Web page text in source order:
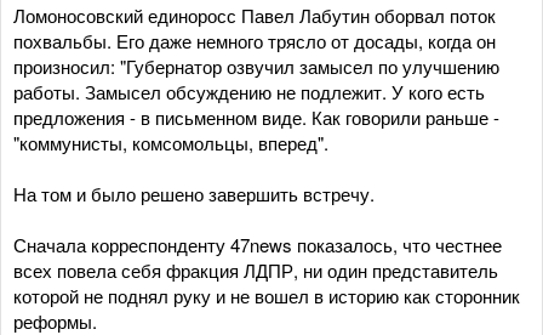
Ломоносовский единоросс Павел Лабутин оборвал поток
похвальбы. Его даже немного трясло от досады, когда он
произносил: "Губернатор озвучил замысел по улучшению
работы. Замысел обсуждению не подлежит. У кого есть
предложения - в письменном виде. Как говорили раньше -
"коммунисты, комсомольцы, вперед".
На том и было решено завершить встречу.
Сначала корреспонденту 47news показалось, что честнее
всех повела себя фракция ЛДПР, ни один представитель
которой не поднял руку и не вошел в историю как сторонник
реформы.